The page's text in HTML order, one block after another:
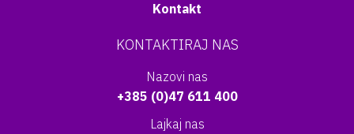
Kontakt
KONTAKTIRAJ NAS
Nazovi nas
+385 (0)47 611 400
Lajkaj nas